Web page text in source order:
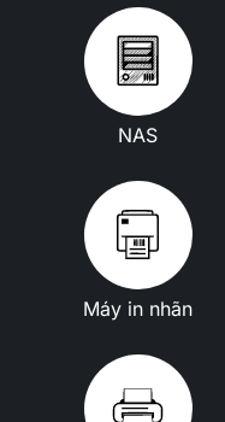
NAS
Máy in nhãn